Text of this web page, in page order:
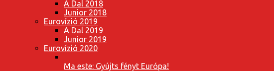
A Dal 2018
Junior 2018
Eurovízió 2019
A Dal 2019
Junior 2019
Eurovízió 2020
Ma este: Gyújts fényt Európa!